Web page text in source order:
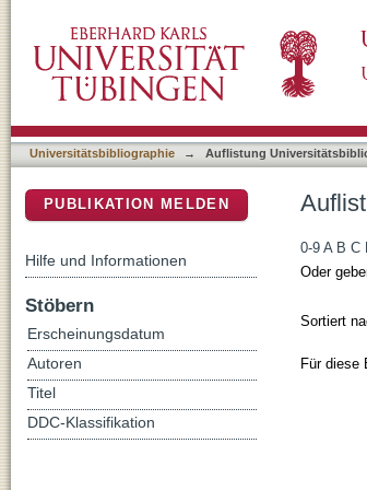
Universitätsbibliographie → Auflistung
0-9 A B C
Oder
Sortiert
Für diese
PUBLIKATION MELDEN
Hilfe und Informationen
Stöbern
Erscheinungsdatum
Autoren
Titel
DDC-Klassifikation